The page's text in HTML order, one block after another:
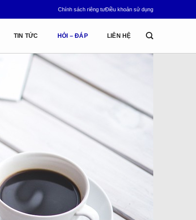
Chính sách riêng tưĐiều khoản sử dụng
TIN TỨC HỎI – ĐÁP LIÊN HỆ